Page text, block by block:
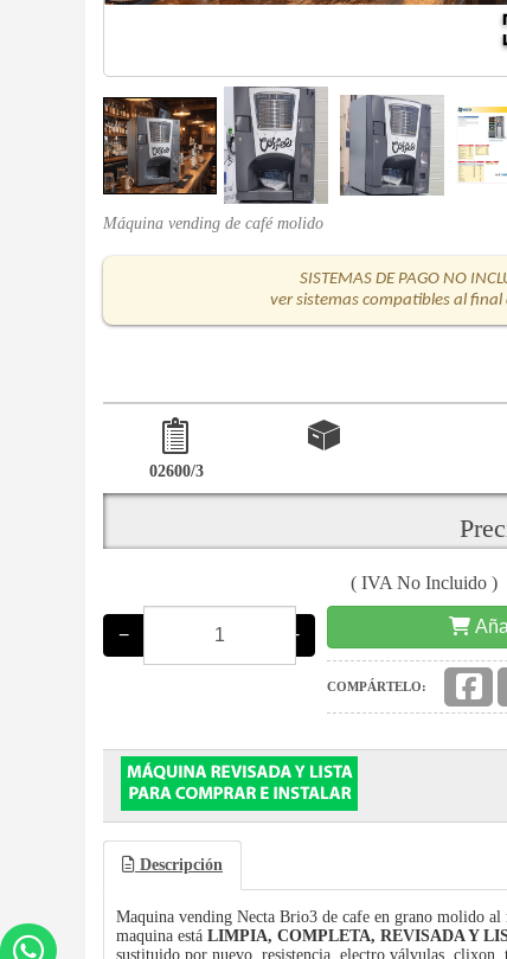
Máquina vending de café molido
SISTEMAS DE PAGO NO
ver sistemas compatibles al final
02600/3
( IVA No Incluido )
− +
COMPÁRTELO:
Descripción
Maquina vending Necta Brio3 de cafe en grano molido al
maquina está LIMPIA, COMPLETA, REVISADA Y
sustituido por nuevo, resistencia, electro válvulas, clixon,